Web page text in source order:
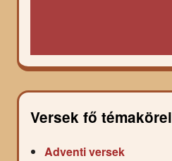
Versek fő témakörei
Adventi versek